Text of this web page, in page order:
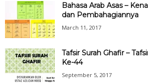
Bahasa Arab Asas –
dan Pembahagiannya
March 11, 2017
Tafsir Surah Ghafir –
Ke-44
September 5, 2017